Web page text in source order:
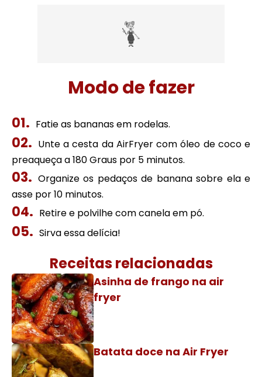
Modo de fazer
Fatie as bananas em rodelas.
Unte a cesta da AirFryer com óleo de coco e
preaqueça a 180 Graus por 5 minutos.
Organize os pedaços de banana sobre ela e
asse por 10 minutos.
Retire e polvilhe com canela em pó.
Sirva essa delícia!
Receitas relacionadas
Asinha de frango na air
fryer
Batata doce na Air Fryer